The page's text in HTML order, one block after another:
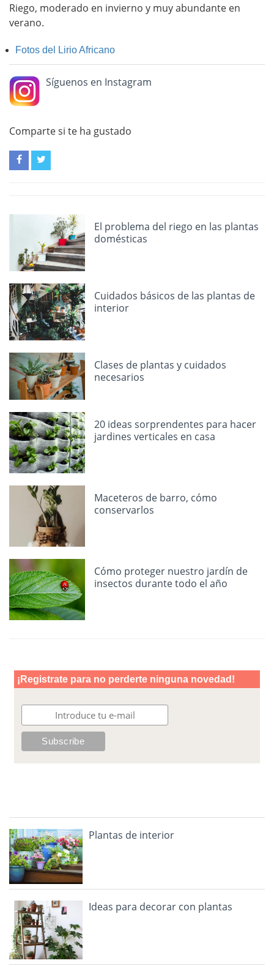
Riego, moderado en invierno y muy abundante en
verano.
Fotos del Lirio Africano
Síguenos en Instagram
Comparte si te ha gustado
El problema del riego en las plantas
domésticas
Cuidados básicos de las plantas de
interior
Clases de plantas y cuidados
necesarios
20 ideas sorprendentes para hacer
jardines verticales en casa
Maceteros de barro, cómo
conservarlos
Cómo proteger nuestro jardín de
insectos durante todo el año
Plantas de interior
Ideas para decorar con plantas